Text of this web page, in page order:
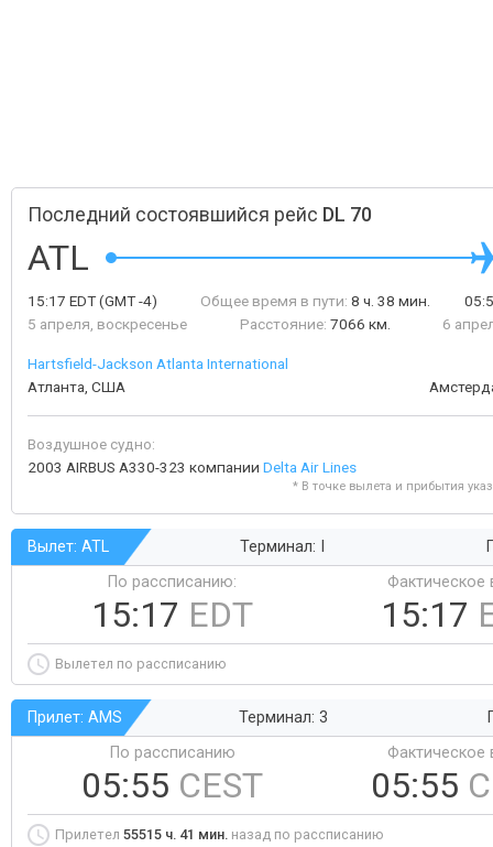
Последний состоявшийся рейс DL 70
ATL
15:17 EDT(GMT -4)
5 апреля, воскресенье
Общее время в пути: 8 ч. 38 мин.
Расстояние: 7066 км.
6
Hartsfield-Jackson Atlanta International
Атланта, США
Воздушное судно:
2003 AIRBUS A330-323 компании Delta Air Lines
* В точке вылета и прибытия
Вылет: ATL Терминал: I
По рассписанию:
15:17 EDT
Фактическое
15:17
Вылетел по рассписанию
Прилет: AMS Терминал: 3
По рассписанию
05:55 CEST
Фактическое
05:55
Прилетел 55515 ч. 41 мин. назад по рассписанию